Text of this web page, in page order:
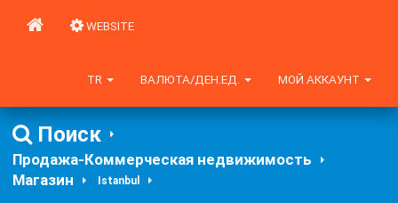
WEBSITE
МОЙ АККАУНТ
ВАЛЮТА/ДЕН.ЕД.
TR
Поиск
Продажа-Коммерческая недвижимость
Магазин
Istanbul